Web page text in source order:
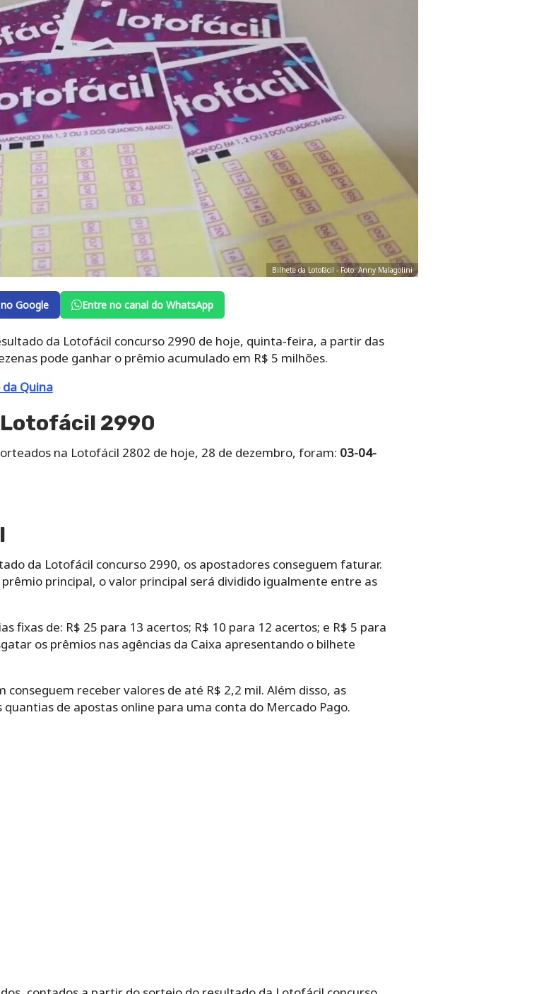
Bilhete da Lotofácil - Foto: Anny Malagolini
Google Entre no canal do WhatsApp
da Lotofácil concurso 2990 de hoje, quinta-feira, a partir das
pode ganhar o prêmio acumulado em R$ 5 milhões.
Quina
2990
na Lotofácil 2802 de hoje, 28 de dezembro, foram: 03-04-
da Lotofácil concurso 2990, os apostadores conseguem faturar.
principal, o valor principal será dividido igualmente entre as
fixas de: R$ 25 para 13 acertos; R$ 10 para 12 acertos; e R$ 5 para
os prêmios nas agências da Caixa apresentando o bilhete
receber valores de até R$ 2,2 mil. Além disso, as
de apostas online para uma conta do Mercado Pago.